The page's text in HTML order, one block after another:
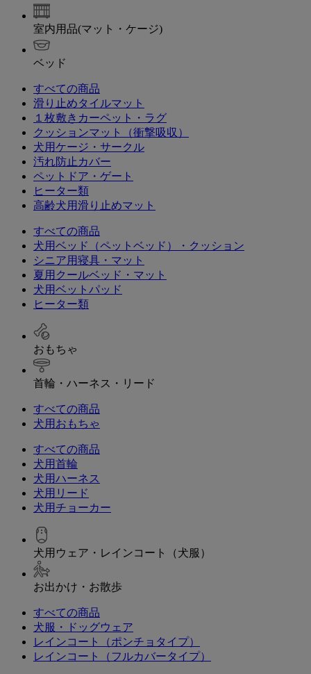
室内用品(マット・ケージ)
ベッド
すべての商品
滑り止めタイルマット
１枚敷きカーペット・ラグ
クッションマット（衝撃吸収）
犬用ケージ・サークル
汚れ防止カバー
ペットドア・ゲート
ヒーター類
高齢犬用滑り止めマット
すべての商品
犬用ベッド（ペットベッド）・クッション
シニア用寝具・マット
夏用クールベッド・マット
犬用ベットパッド
ヒーター類
おもちゃ
首輪・ハーネス・リード
すべての商品
犬用おもちゃ
すべての商品
犬用首輪
犬用ハーネス
犬用リード
犬用チョーカー
犬用ウェア・レインコート（犬服）
お出かけ・お散歩
すべての商品
犬服・ドッグウェア
レインコート（ポンチョタイプ）
レインコート（フルカバータイプ）